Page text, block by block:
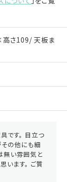
さ109/ 天板ま
です。 目立つ
の他にも細
無い雰囲気と
います。 ご質